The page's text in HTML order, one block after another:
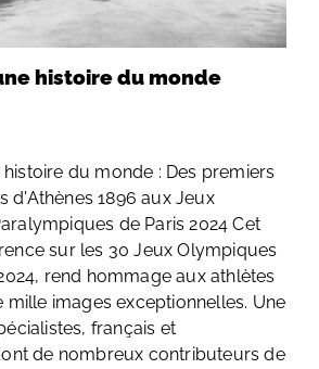
histoire du monde
du monde : Des premiers
d'Athènes 1896 aux Jeux
de Paris 2024 Cet
sur les 30 Jeux Olympiques
rend hommage aux athlètes
mille images exceptionnelles. Une
français et
de nombreux contributeurs de